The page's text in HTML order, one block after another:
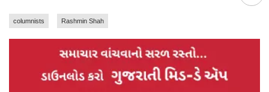
columnists Rashmin Shah